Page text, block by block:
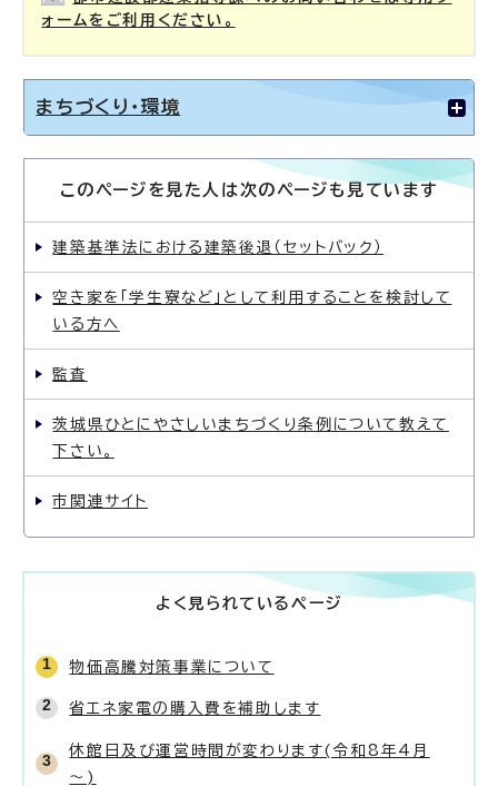
ォームをご利用ください。
まちづくり・環境
このページを見た人は次のページも見ています
建築基準法における建築後退（セットバック）
空き家を「学生寮など」として利用することを検討して
いる方へ
監査
茨城県ひとにやさしいまちづくり条例について教えて
下さい。
市関連サイト
よく見られているページ
物価高騰対策事業について
省エネ家電の購入費を補助します
休館日及び運営時間が変わります(令和8年4月
～)